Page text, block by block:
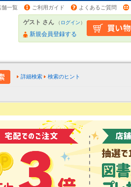
舗一覧 ご利用ガイド よくあるご質問
ゲスト さん （ログイン）
新規会員登録する
詳細検索 検索のヒント